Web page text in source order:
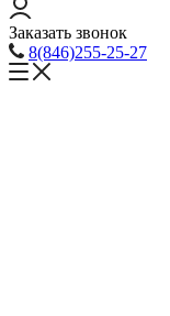
Заказать звонок
8(846)255-25-27